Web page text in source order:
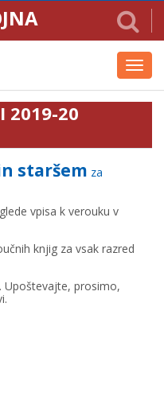
2019-20
staršem za
vpisa k verouku v
knjig za vsak razred
Upoštevajte, prosimo,